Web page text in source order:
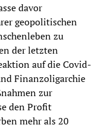
davor
geopolitischen
zu
der letzten
auf die Covid-
Finanzoligarchie
zur
den Profit
mehr als 20